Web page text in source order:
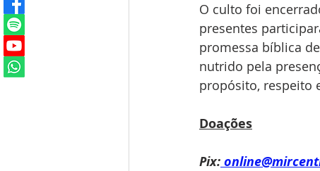
O culto foi
presentes
promessa bíblica
nutrido pela
propósito, respeito
Doações
Pix: